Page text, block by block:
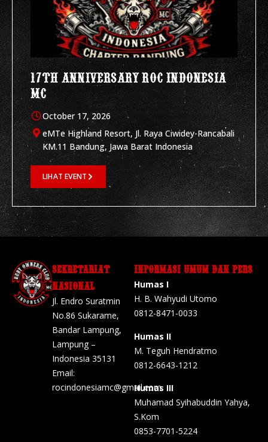
17TH ANNIVERSARY ROC INDONESIA
MC
October 17, 2026
eMTe Highland Resort, Jl. Raya Ciwidey-Rancabali
KM.11 Bandung, Jawa Barat Indonesia
LIHAT EVENT
SEKRETARIAT
NASIONAL
Jl. Endro Suratmin
No.86 Sukarame,
Bandar Lampung,
Lampung –
Indonesia 35131
Email:
rocindonesiamc@gmail.com
INFORMASI UMUM DAN PERS
Humas I
H. B. Wahyudi Utomo
0812-8471-0033
Humas II
M. Teguh Hendratmo
0812-6643-1212
Humas III
Muhamad Syihabuddin Yahya,
S.Kom
0853-7701-5224